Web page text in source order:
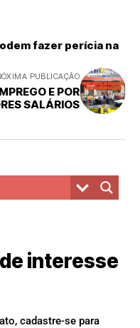
fazer perícia na
PUBLICAÇÃO
E POR
SALÁRIOS
interesse
cadastre-se para